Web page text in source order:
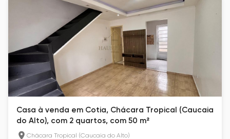
Casa à venda em Cotia, Chácara Tropical (Caucaia
do Alto), com 2 quartos, com 50 m²
Chácara Tropical (Caucaia do Alto)